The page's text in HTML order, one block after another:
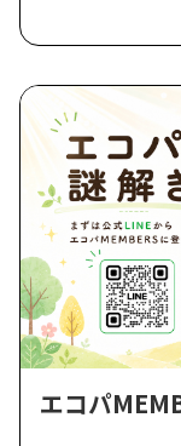
エコパ